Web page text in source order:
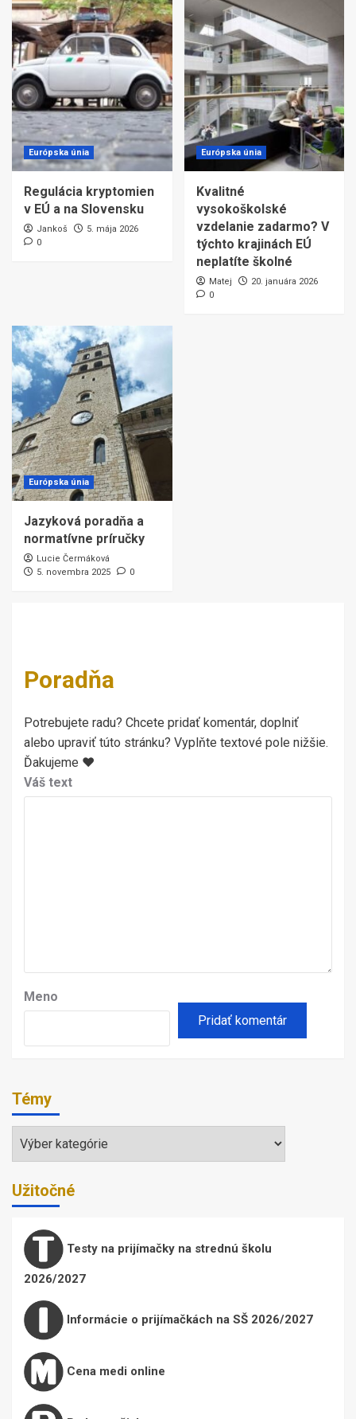
Európska únia
Regulácia kryptomien
v EÚ a na Slovensku
Jankoš
5. mája 2026
0
Európska únia
Kvalitné
vysokoškolské
vzdelanie zadarmo? V
týchto krajinách EÚ
neplatíte školné
Matej
20. januára 2026
0
Európska únia
Jazyková poradňa a
normatívne príručky
Lucie Čermáková
5. novembra 2025
0
Poradňa
Potrebujete radu? Chcete pridať komentár, doplniť
alebo upraviť túto stránku? Vyplňte textové pole nižšie.
Ďakujeme ♥
Váš text
Meno
Témy
Témy
Užitočné
Testy na prijímačky na strednú školu
2026/2027
Informácie o prijímačkách na SŠ 2026/2027
Cena medi online